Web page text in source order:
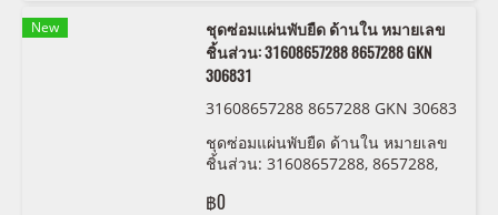
New
ชุดซ่อมแผ่นพับยืด ด้านใน หมายเลข
ชิ้นส่วน: 31608657288 8657288 GKN
306831
31608657288 8657288 GKN 30683
ชุดซ่อมแผ่นพับยืด ด้านใน หมายเลข
ชิ้นส่วน: 31608657288, 8657288,
฿0